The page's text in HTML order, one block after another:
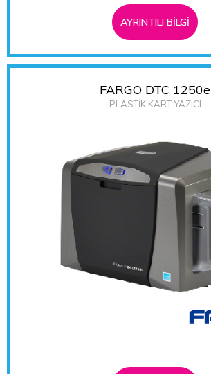
AYRINTILI BİLGİ
FARGO DTC 1250e
PLASTİK KART YAZICI